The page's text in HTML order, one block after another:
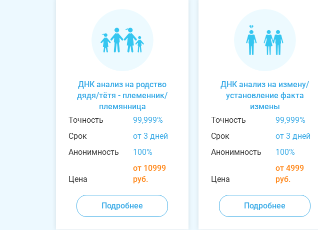
ДНК анализ на родство
дядя/тётя - племенник/
племянница
Точность
99,999%
Срок
от 3 дней
Анонимность
100%
Цена
от 10999
руб.
Подробнее
ДНК анализ на измену/
установление факта
измены
Точность
99,999%
Срок
от 3 дней
Анонимность
100%
Цена
от 4999
руб.
Подробнее